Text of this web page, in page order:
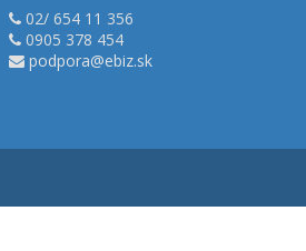
02/ 654 11 356
0905 378 454
podpora@ebiz.sk